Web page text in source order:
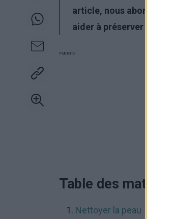
article, nous
aider à préserver la
Publicité:
Table des matières
Nettoyer la peau